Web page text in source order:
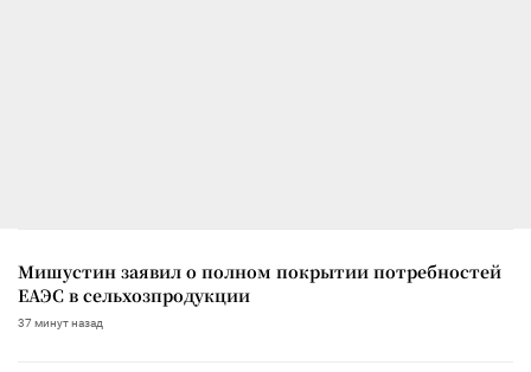
Мишустин заявил о полном покрытии потребностей
ЕАЭС в сельхозпродукции
37 минут назад